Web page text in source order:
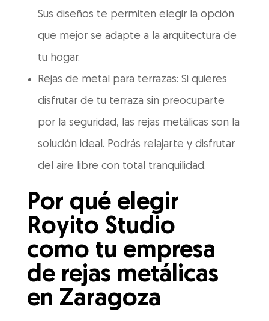
Sus diseños te permiten elegir la opción
que mejor se adapte a la arquitectura de
tu hogar.
Rejas de metal para terrazas: Si quieres
disfrutar de tu terraza sin preocuparte
por la seguridad, las rejas metálicas son la
solución ideal. Podrás relajarte y disfrutar
del aire libre con total tranquilidad.
Por qué elegir
Royito Studio
como tu empresa
de rejas metálicas
en Zaragoza